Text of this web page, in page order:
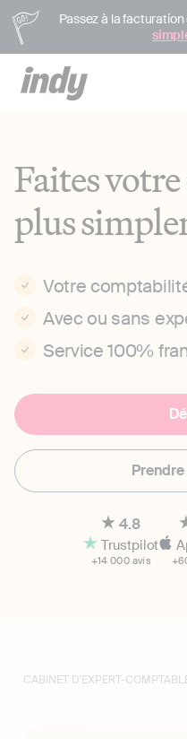
Passez à la
Faites
plus
Votre
Avec ou sans
Service 100%
4.8
Trustpilot
+14 000 avis
CABINET D'EXPERT-